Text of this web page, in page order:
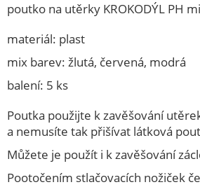
Speciální akce
ZAHRADA
ŽELEZÁŘSTVÍ
DOMÁCNOST
POTŘEBY PRO PEČENÍ
KUCHYŇSKÉ NÁČINÍ
NOŽÍŘSKÉ VÝROBKY
poutko na utěrky KROKODÝL PH
materiál: plast
mix barev: žlutá, červená, modrá
balení: 5 ks
Poutka použijte k zavěšování
a nemusíte tak přišívat látková
Můžete je použít i k zavěšování
Pootočením stlačovacích nožiček